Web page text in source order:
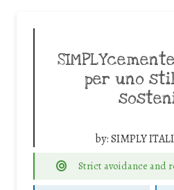
per uno
by:SIMPLY
Strict avoidance and